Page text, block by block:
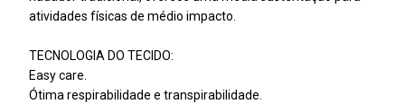
atividades físicas de médio impacto.
TECNOLOGIA DO TECIDO:
Easy care.
Ótima respirabilidade e transpirabilidade.